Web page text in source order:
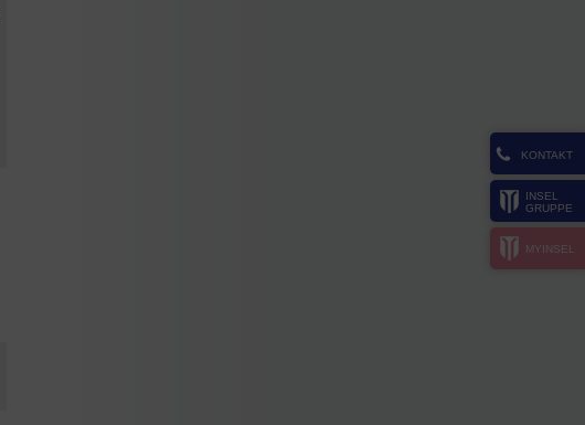
KONTAKT
INSEL
GRUPPE
MYINSEL